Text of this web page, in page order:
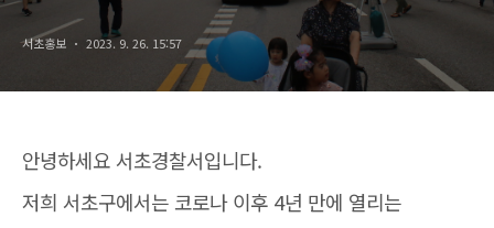
서초홍보 2023. 9. 26. 15:57
안녕하세요 서초경찰서입니다.
저희 서초구에서는 코로나 이후 4년 만에 열리는